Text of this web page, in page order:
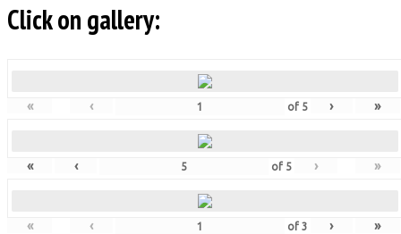
Click on gallery:
« ‹ of 5 › »
« ‹ of 5 › »
« ‹ of 3 › »